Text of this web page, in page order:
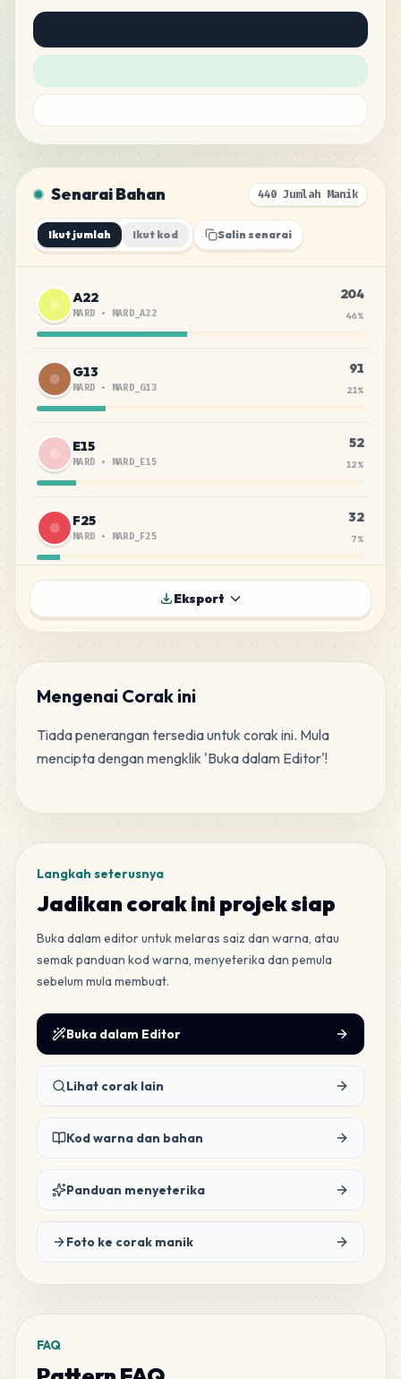
Senarai Bahan 440 Jumlah Manik
Ikut jumlah Ikut kod Salin senarai
A22
MARD • MARD_A22
204
46%
G13
MARD • MARD_G13
91
21%
E15
MARD • MARD_E15
52
12%
F25
MARD • MARD_F25
32
7%
%
18
B2
MARD •MARD_B2
A26 5
Eksport
Mengenai Corak ini
Tiada penerangan tersedia untuk corak ini. Mula
mencipta dengan mengklik 'Buka dalam Editor'!
Langkah seterusnya
Jadikan corak ini projek siap
Buka dalam editor untuk melaras saiz dan warna, atau
semak panduan kod warna, menyeterika dan pemula
sebelum mula membuat.
Buka dalam Editor
Lihat corak lain
Kod warna dan bahan
Panduan menyeterika
Foto ke corak manik
FAQ